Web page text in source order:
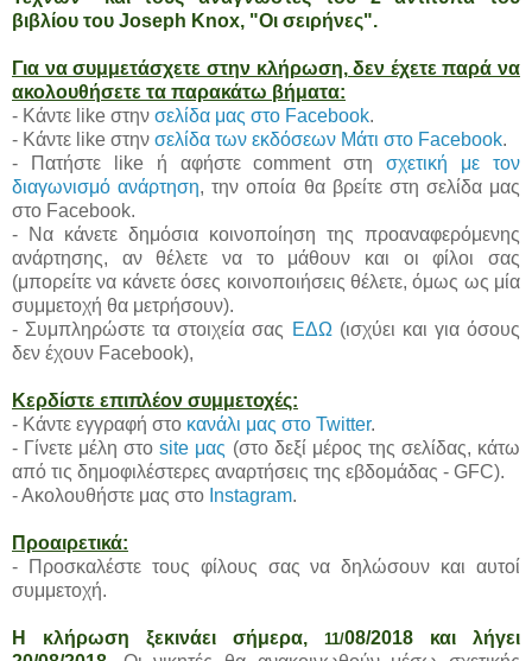
βιβλίου του Joseph Knox, "Οι σειρήνες".
Για να συμμετάσχετε στην κλήρωση, δεν έχετε παρά να
ακολουθήσετε τα παρακάτω βήματα:
- Κάντε like στην σελίδα μας στο Facebook.
- Κάντε like στην σελίδα των εκδόσεων Μάτι στο Facebook.
- Πατήστε like ή αφήστε comment στησχετική με τον
διαγωνισμό ανάρτηση, την οποία θα βρείτε στη σελίδα μας
στο Facebook.
- Να κάνετε δημόσια κοινοποίηση της προαναφερόμενης
ανάρτησης, αν θέλετε να το μάθουν και οι φίλοι σας
(μπορείτε να κάνετε όσες κοινοποιήσεις θέλετε, όμως ως μία
συμμετοχή θα μετρήσουν).
- Συμπληρώστε τα στοιχεία σας ΕΔΩ (ισχύει και για όσους
δεν έχουν Facebook),
Κερδίστε επιπλέον συμμετοχές:
- Κάντε εγγραφή στο κανάλι μας στο Twitter.
- Γίνετε μέλη στοsite μας (στο δεξί μέρος της σελίδας, κάτω
από τις δημοφιλέστερες αναρτήσεις της εβδομάδας - GFC).
- Ακολουθήστε μας στο Instagram.
Προαιρετικά:
- Προσκαλέστε τους φίλους σας να δηλώσουν και αυτοί
συμμετοχή.
Η κλήρωση ξεκινάει σήμερα, 11/08/2018 και λήγει